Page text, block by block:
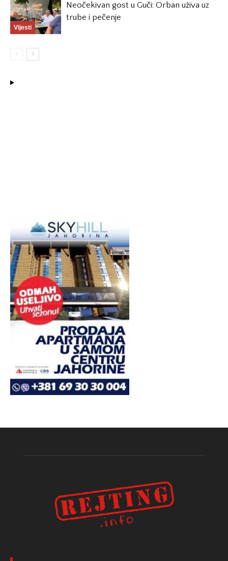
Vijesti
Neočekivan gost u Guči: Orban uživa uz
trube i pečenje